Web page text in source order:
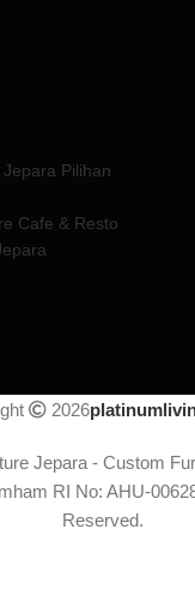
Pilihan
Cafe & Resto
2026
Jepara - Custom
RI No: AHU-
Reserved.